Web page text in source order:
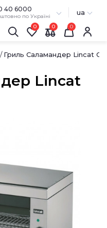
40 6000
по Україні ua
0 0
Гриль Саламандер Lincat
Lincat